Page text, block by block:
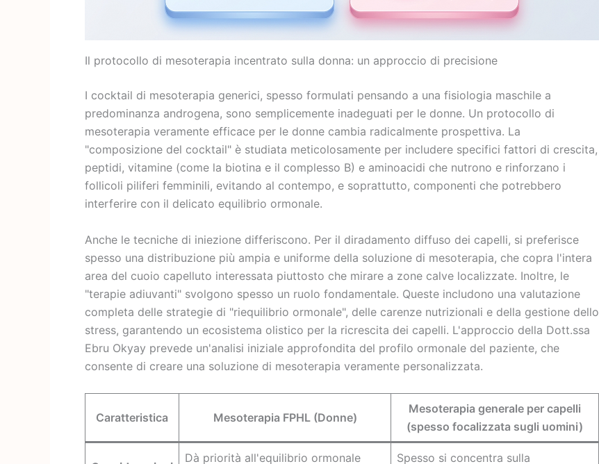
Il protocollo di mesoterapia incentrato sulla donna: un approccio di precisione
I cocktail di mesoterapia generici, spesso formulati pensando a una fisiologia maschile a
predominanza androgena, sono semplicemente inadeguati per le donne. Un protocollo di
mesoterapia veramente efficace per le donne cambia radicalmente prospettiva. La
"composizione del cocktail" è studiata meticolosamente per includere specifici fattori di crescita,
peptidi, vitamine (come la biotina e il complesso B) e aminoacidi che nutrono e rinforzano i
follicoli piliferi femminili, evitando al contempo, e soprattutto, componenti che potrebbero
interferire con il delicato equilibrio ormonale.
Anche le tecniche di iniezione differiscono. Per il diradamento diffuso dei capelli, si preferisce
spesso una distribuzione più ampia e uniforme della soluzione di mesoterapia, che copra l'intera
area del cuoio capelluto interessata piuttosto che mirare a zone calve localizzate. Inoltre, le
"terapie adiuvanti" svolgono spesso un ruolo fondamentale. Queste includono una valutazione
completa delle strategie di "riequilibrio ormonale", delle carenze nutrizionali e della gestione dello
stress, garantendo un ecosistema olistico per la ricrescita dei capelli. L'approccio della Dott.ssa
Ebru Okyay prevede un'analisi iniziale approfondita del profilo ormonale del paziente, che
consente di creare una soluzione di mesoterapia veramente personalizzata.
Caratteristica Mesoterapia FPHL (Donne)
Mesoterapia generale per capelli
(spesso focalizzata sugli uomini)
Dà priorità all'equilibrio ormonale Spesso si concentra sulla